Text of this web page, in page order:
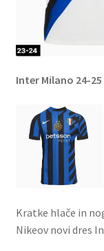
Inter Milano 24-
Kratke hlače in
Nikeov novi dres